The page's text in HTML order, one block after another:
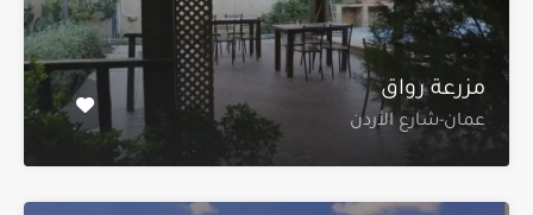
مزرعة رواق
عمان-شارع الأردن